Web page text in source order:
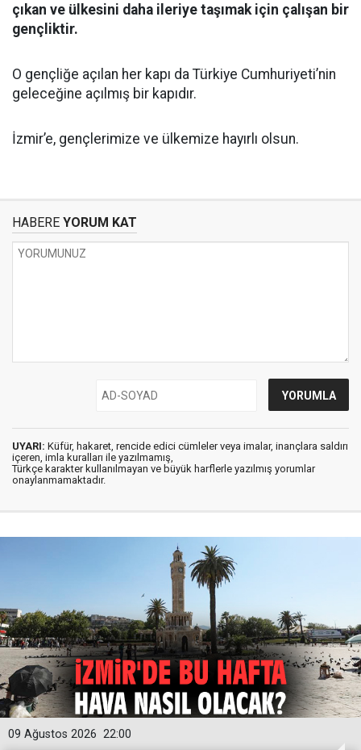
çıkan ve ülkesini daha ileriye taşımak için çalışan bir
gençliktir.
O gençliğe açılan her kapı da Türkiye Cumhuriyeti’nin
geleceğine açılmış bir kapıdır.
İzmir’e, gençlerimize ve ülkemize hayırlı olsun.
HABERE YORUM KAT
UYARI: Küfür, hakaret, rencide edici cümleler veya imalar, inançlara saldırı
içeren, imla kuralları ile yazılmamış,
Türkçe karakter kullanılmayan ve büyük harflerle yazılmış yorumlar
onaylanmamaktadır.
22:00
09 Ağustos 2026